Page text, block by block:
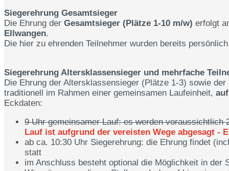
Siegerehrung Gesamtsieger
Die Ehrung der Gesamtsieger (Plätze 1-10 m/w) erfolgt
Ellwangen.
Die hier zu ehrenden Teilnehmer wurden bereits
Siegerehrung Altersklassensieger und mehrfache
Die Ehrung der Altersklassensieger (Plätze 1-3) sowie
traditionell im Rahmen einer gemeinsamen Laufeinheit,
Eckdaten:
9 Uhr gemeinsamer Lauf: es werden voraussichtlich
Lauf ist aufgrund der vereisten Wege abgesagt -
ab ca. 10:30 Uhr Siegerehrung: die Ehrung findet
statt
im Anschluss besteht optional die Möglichkeit in der